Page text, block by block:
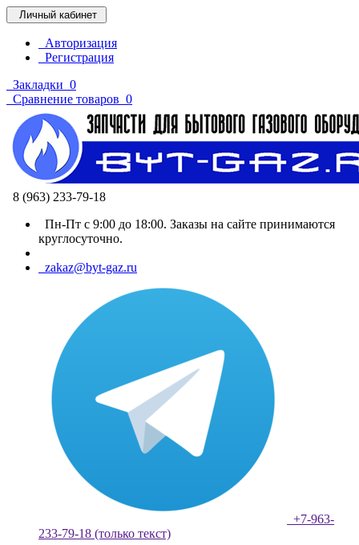
Личный кабинет
Авторизация
Регистрация
Закладки 0
Сравнение товаров 0
8 (963) 233-79-18
Пн-Пт с 9:00 до 18:00. Заказы на сайте принимаются
круглосуточно.
zakaz@byt-gaz.ru
+7-963-
233-79-18 (только текст)